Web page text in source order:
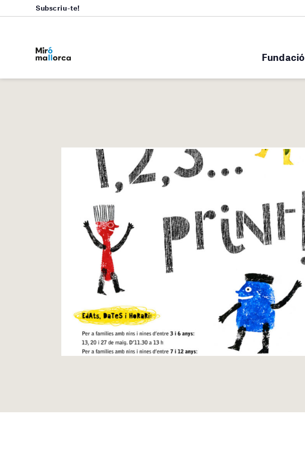
Fundació
Subscriu-te!